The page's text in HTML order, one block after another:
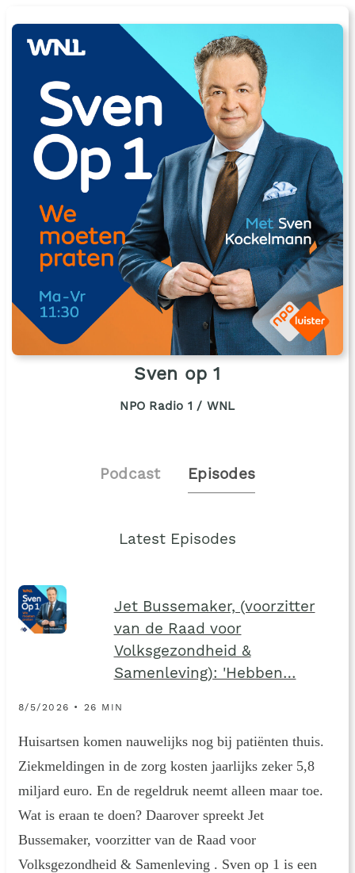
Sven op 1
NPO Radio 1 / WNL
Podcast Episodes
Latest Episodes
Jet Bussemaker, (voorzitter
van de Raad voor
Volksgezondheid &
Samenleving): 'Hebben…
8/5/2026 • 26 MIN
Huisartsen komen nauwelijks nog bij patiënten thuis.
Ziekmeldingen in de zorg kosten jaarlijks zeker 5,8
miljard euro. En de regeldruk neemt alleen maar toe.
Wat is eraan te doen? Daarover spreekt Jet
Bussemaker, voorzitter van de Raad voor
Volksgezondheid & Samenleving . Sven op 1 is een